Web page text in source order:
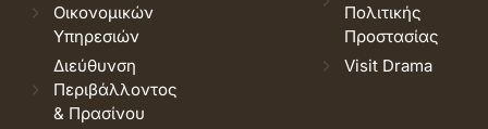
Οικονομικών
Υπηρεσιών
Διεύθυνση
Περιβάλλοντος
& Πρασίνου
Πολιτικής
Προστασίας
Visit Drama